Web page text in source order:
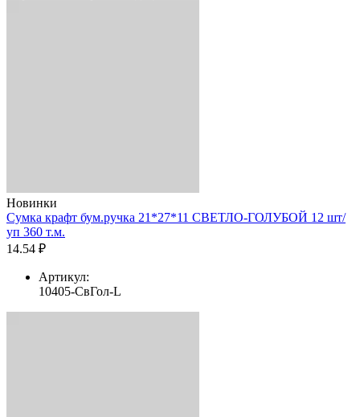
Новинки
Сумка крафт бум.ручка 21*27*11 СВЕТЛО-ГОЛУБОЙ 12 шт/
уп 360 т.м.
14.54 ₽
Артикул:
10405-СвГол-L